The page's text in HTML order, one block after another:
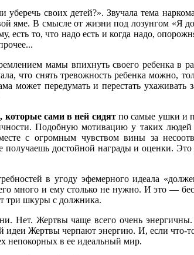
своих детей?». Звучала тема
яме. В смысле от жизни под лозунгом «Я
то, что надо есть и когда надо,
мамы впихнуть своего ребенка в
что снять тревожность ребенка можно,
передумать и перестать ухаживать
которые сами в ней сидятпо самые ушки и
Подобную мотивацию у таких
с огромным чувством вины за
достойной награды и оценки.
в угоду эфемерного идеала
много и ему столько не нужно. И это —
три шкуры с должника.
Нет. Жертвы чаще всего очень
Жертвы черпают энергию. И, если что-
непокорных в ее идеальный мир.